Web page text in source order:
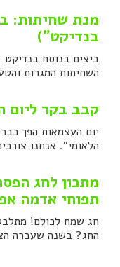
מנת שחיתות:
בנדיקט")
ביצים בנוסח
השחיתות המגרות
קבב בקר ליום
יום העצמאות הפך
הלאומי". אנחנו
מתכון לחג
תפוחי אדמה
חג שמח לכולם!
החג? בשנה שעברה